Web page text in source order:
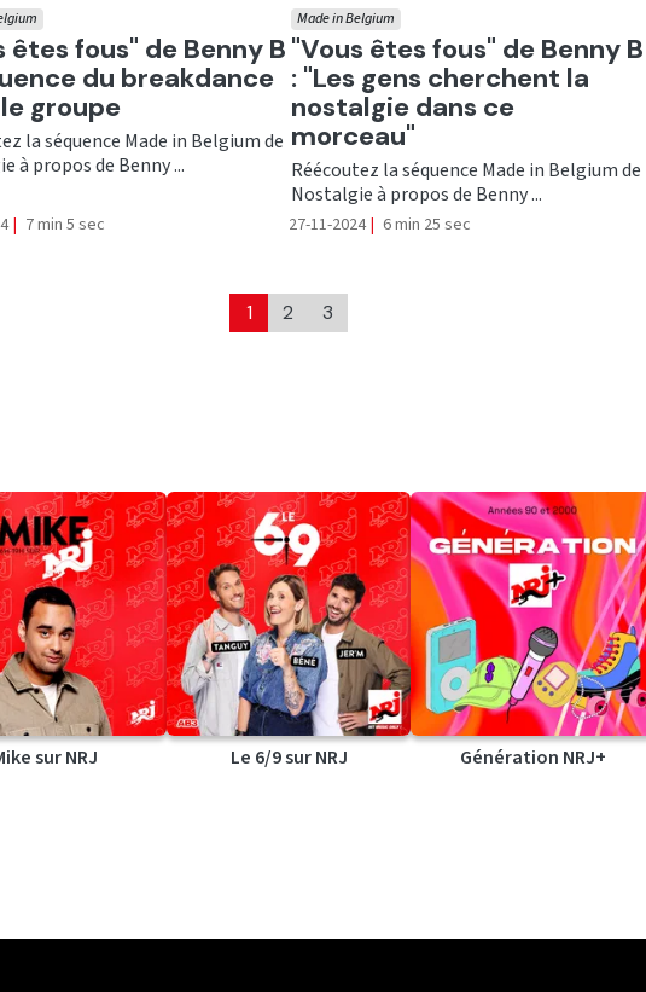
êtes fous" de Benny B
du breakdance
groupe
la séquence Made in Belgium de
à propos de Benny ...
| 7 min 5 sec
Ecouter
"Vous êtes fous" de Benny B
: "Les gens cherchent la
nostalgie dans ce
morceau"
Made in Belgium
Réécoutez la séquence Made in Belgium de
Nostalgie à propos de Benny ...
27-11-2024 | 6 min 25 sec
1 2 3
sur NRJ Le 6/9 sur NRJ Génération NRJ+